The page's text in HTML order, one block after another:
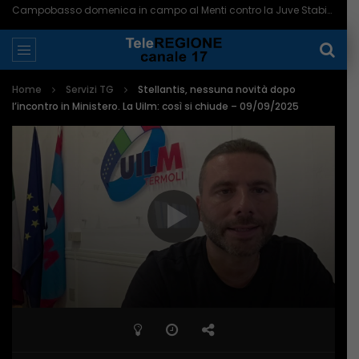
Campobasso domenica in campo al Menti contro la Juve Stabia – 07/08/2026
Home Servizi TG
Stellantis, nessuna novità dopo
l’incontro in Ministero. La Uilm: così si chiude – 09/09/2025